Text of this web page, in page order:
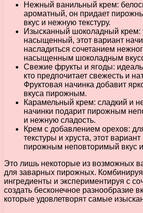
Нежный ванильный крем:
ароматный, он придает
вкус и нежную текстуру.
Изысканный шоколадный крем:
насыщенный, этот вариант
насладиться сочетанием
насыщенным шоколадным
Свежие фрукты и ягоды:
кто предпочитает свежесть и
Фруктовая начинка добавит
вкуса пирожным.
Карамельный крем: сладкий и
начинки подарит пирожным
и нежную сладость.
Крем с добавлением орехов:
текстуры и хруста, этот
пирожным неповторимый вкус
Это лишь некоторые из возможных
для заварных пирожных.
ингредиенты и экспериментируя с
создать бесконечное разнообразие
которые удовлетворят самые